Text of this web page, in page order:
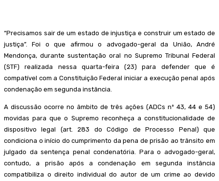
“Precisamos sair de um estado de injustiça e construir um estado de
justiça”. Foi o que afirmou o advogado-geral da União, André
Mendonça, durante sustentação oral no Supremo Tribunal Federal
(STF) realizada nessa quarta-feira (23) para defender que é
compatível com a Constituição Federal iniciar a execução penal após
condenação em segunda instância.
A discussão ocorre no âmbito de três ações (ADCs nº 43, 44 e 54)
movidas para que o Supremo reconheça a constitucionalidade de
dispositivo legal (art. 283 do Código de Processo Penal) que
condiciona o início do cumprimento da pena de prisão ao trânsito em
julgado da sentença penal condenatória. Para o advogado-geral,
contudo, a prisão após a condenação em segunda instância
compatibiliza o direito individual do autor de um crime ao devido